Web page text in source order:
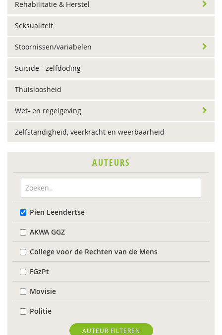
Rehabilitatie & Herstel
Seksualiteit
Stoornissen/variabelen
Suïcide - zelfdoding
Thuisloosheid
Wet- en regelgeving
Zelfstandigheid, veerkracht en weerbaarheid
AUTEURS
Pien Leendertse
AKWA GGZ
College voor de Rechten van de Mens
FGzPt
Movisie
Politie
AUTEUR FILTEREN